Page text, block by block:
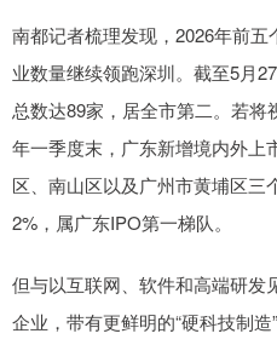
南都记者梳理发现，2026年前
业数量继续领跑深圳。截至5月
总数达89家，居全市第二。若将
年一季度末，广东新增境内外上
区、南山区以及广州市黄埔区三
2%，属广东IPO第一梯队。
但与以互联网、软件和高端研发
企业，带有更鲜明的“硬科技制